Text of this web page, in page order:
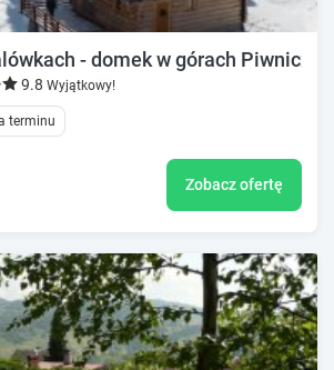
- domek w górach
9.8 Wyjątkowy!
terminu
Zobacz ofertę